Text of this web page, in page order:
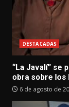
DESTACADAS
“La Javalí” se
obra sobre los
6 de agosto de